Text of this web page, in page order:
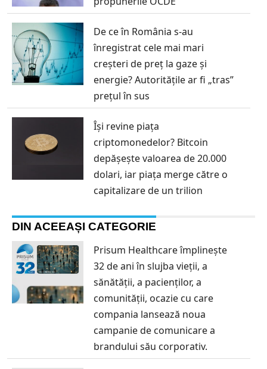
De ce în România s-au
înregistrat cele mai mari
creșteri de preț la gaze și
energie? Autoritățile ar fi „tras”
prețul în sus
Își revine piața
criptomonedelor? Bitcoin
depășește valoarea de 20.000
dolari, iar piața merge către o
capitalizare de un trilion
DIN ACEEAȘI CATEGORIE
Prisum Healthcare împlinește
32 de ani în slujba vieții, a
sănătății, a pacienților, a
comunității, ocazie cu care
compania lansează noua
campanie de comunicare a
brandului său corporativ.